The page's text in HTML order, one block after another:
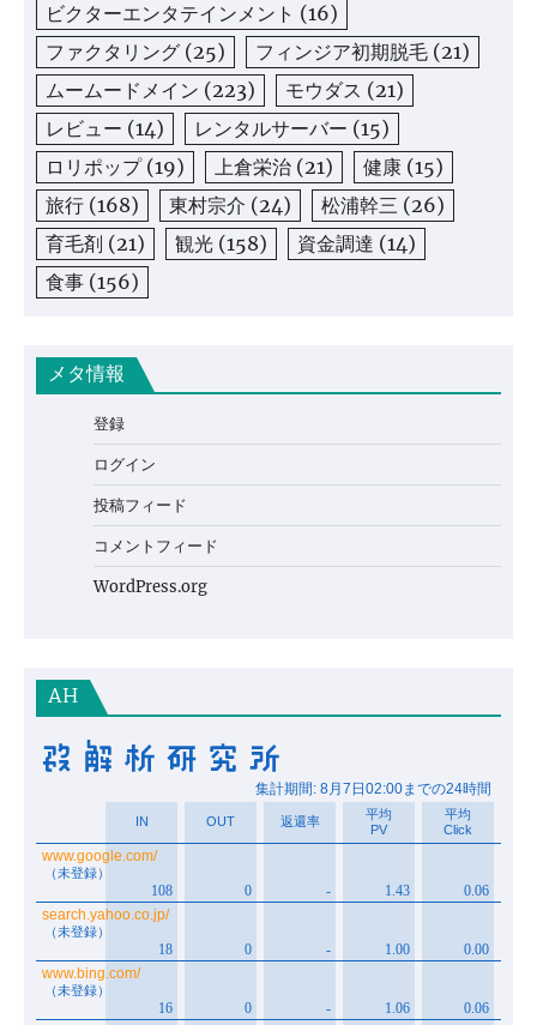
ビクターエンタテインメント (16)
ファクタリング (25) フィンジア初期脱毛 (21)
ムームードメイン (223) モウダス (21)
レビュー (14) レンタルサーバー (15)
ロリポップ(19) 上倉栄治 (21) 健康 (15)
旅行 (168) 東村宗介 (24) 松浦幹三 (26)
育毛剤 (21) 観光 (158) 資金調達 (14)
食事 (156)
メタ情報
登録
ログイン
投稿フィード
コメントフィード
WordPress.org
AH